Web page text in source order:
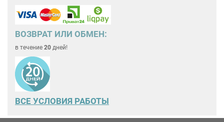
ВОЗВРАТ ИЛИ ОБМЕН:
в течение 20 дней!
ВСЕ УСЛОВИЯ РАБОТЫ